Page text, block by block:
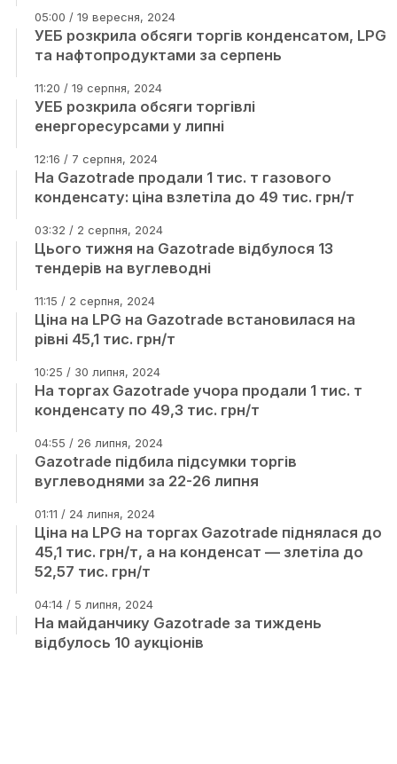
05:00 / 19 вересня, 2024
УЕБ розкрила обсяги торгів конденсатом, LPG
та нафтопродуктами за серпень
11:20 / 19 серпня, 2024
УЕБ розкрила обсяги торгівлі
енергоресурсами у липні
12:16 / 7 серпня, 2024
На Gazotrade продали 1 тис. т газового
конденсату: ціна взлетіла до 49 тис. грн/т
03:32 / 2 серпня, 2024
Цього тижня на Gazotrade відбулося 13
тендерів на вуглеводні
11:15 / 2 серпня, 2024
Ціна на LPG на Gazotrade встановилася на
рівні 45,1 тис. грн/т
10:25 / 30 липня, 2024
На торгах Gazotrade учора продали 1 тис. т
конденсату по 49,3 тис. грн/т
04:55 / 26 липня, 2024
Gazotrade підбила підсумки торгів
вуглеводнями за 22-26 липня
01:11 / 24 липня, 2024
Ціна на LPG на торгах Gazotrade піднялася до
45,1 тис. грн/т, а на конденсат — злетіла до
52,57 тис. грн/т
04:14 / 5 липня, 2024
На майданчику Gazotrade за тиждень
відбулось 10 аукціонів